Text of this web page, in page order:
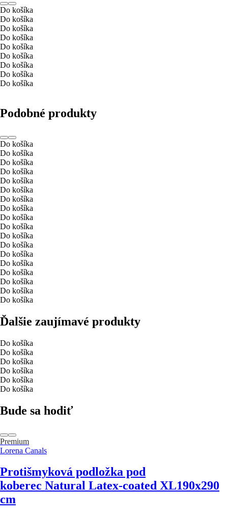
Do košíka
Do košíka
Do košíka
Do košíka
Do košíka
Do košíka
Do košíka
Do košíka
Do košíka
Podobné produkty
Do košíka
Do košíka
Do košíka
Do košíka
Do košíka
Do košíka
Do košíka
Do košíka
Do košíka
Do košíka
Do košíka
Do košíka
Do košíka
Do košíka
Do košíka
Do košíka
Do košíka
Do košíka
Ďalšie zaujímavé produkty
Do košíka
Do košíka
Do košíka
Do košíka
Do košíka
Do košíka
Bude sa hodiť
Premium
Lorena Canals
Protišmyková podložka pod
koberec Natural Latex-coated XL190x290
cm